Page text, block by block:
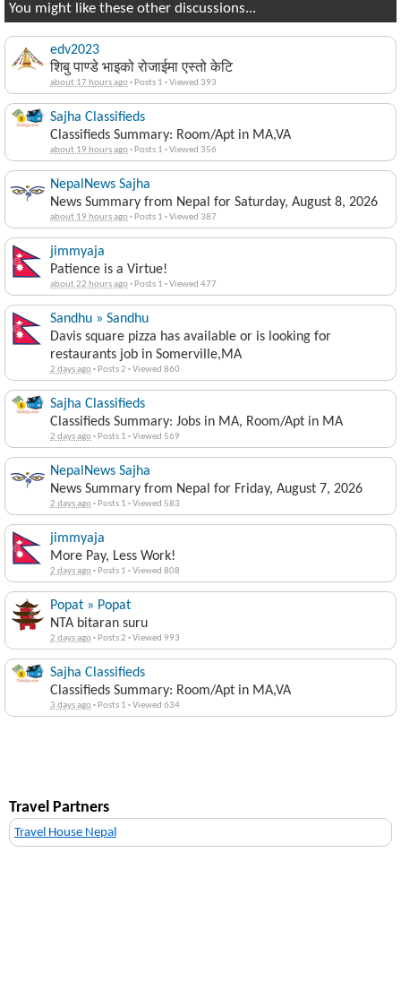
You might like these other discussions...
edv2023
शिबु पाण्डे भाइको रोजाईमा एस्तो केटि
about 17 hours ago· Posts 1 ·Viewed 393
Sajha Classifieds
Classifieds Summary: Room/Apt in MA,VA
about 19 hours ago· Posts 1 ·Viewed 356
NepalNews Sajha
News Summary from Nepal for Saturday, August 8, 2026
about 19 hours ago· Posts 1 ·Viewed 387
jimmyaja
Patience is a Virtue!
about 22 hours ago· Posts 1 ·Viewed 477
Sandhu » Sandhu
Davis square pizza has available or is looking for
restaurants job in Somerville,MA
2 days ago· Posts 2 ·Viewed 860
Sajha Classifieds
Classifieds Summary: Jobs in MA, Room/Apt in MA
2 days ago· Posts 1 ·Viewed 569
NepalNews Sajha
News Summary from Nepal for Friday, August 7, 2026
2 days ago· Posts 1 ·Viewed 583
jimmyaja
More Pay, Less Work!
2 days ago· Posts 1 ·Viewed 808
Popat » Popat
NTA bitaran suru
2 days ago· Posts 2 ·Viewed 993
Sajha Classifieds
Classifieds Summary: Room/Apt in MA,VA
3 days ago· Posts 1 ·Viewed 634
Travel Partners
Travel House Nepal